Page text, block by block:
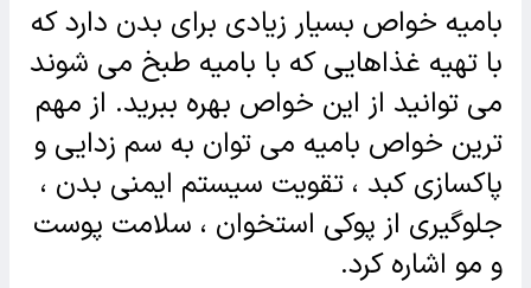
بامیه خواص بسیار زیادی برای بدن دارد که
با تهیه غذاهایی که با بامیه طبخ می شوند
می توانید از این خواص بهره ببرید. از مهم
ترین خواص بامیه می توان به سم زدایی و
پاکسازی کبد ، تقویت سیستم ایمنی بدن ،
جلوگیری از پوکی استخوان ، سلامت پوست
و مو اشاره کرد.